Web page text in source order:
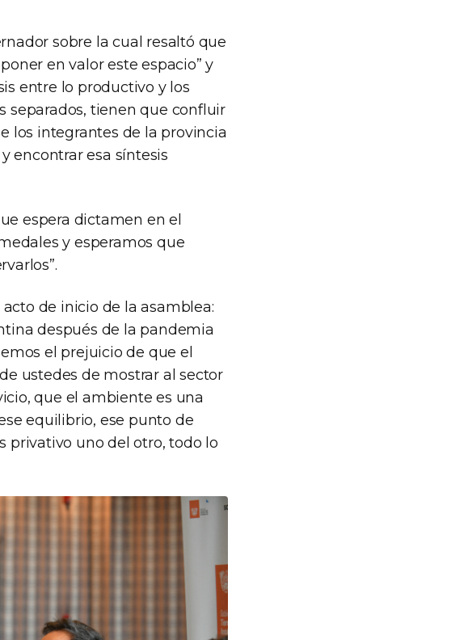
sobre la cual resaltó que
en valor este espacio” y
entre lo productivo y los
separados, tienen que confluir
los integrantes de la provincia
encontrar esa síntesis
espera dictamen en el
y esperamos que
de inicio de la asamblea:
después de la pandemia
el prejuicio de que el
ustedes de mostrar al sector
que el ambiente es una
equilibrio, ese punto de
privativo uno del otro, todo lo